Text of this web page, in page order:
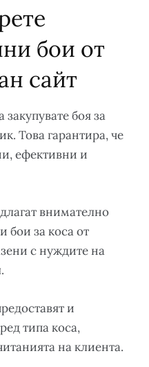
бои от
сайт
боя за
Това гарантира, че
ефективни и
внимателно
бои за коса от
с нуждите на
и
типа коса,
на клиента.